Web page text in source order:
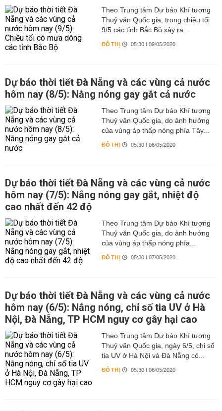
Theo Trung tâm Dự báo Khí tượng
Thuỷ văn Quốc gia, trong chiều tối
9/5 các tỉnh Bắc Bộ xảy ra...
ĐÔ THỊ 05:30 | 09/05/2020
Dự báo thời tiết Đà Nẵng và các vùng cả nước
hôm nay (8/5): Nắng nóng gay gắt cả nước
Theo Trung tâm Dự báo Khí tượng
Thuỷ văn Quốc gia, do ảnh hưởng
của vùng áp thấp nóng phía Tây...
ĐÔ THỊ 05:30 | 08/05/2020
Dự báo thời tiết Đà Nẵng và các vùng cả nước
hôm nay (7/5): Nắng nóng gay gắt, nhiệt độ
cao nhất đến 42 độ
Theo Trung tâm Dự báo Khí tượng
Thuỷ văn Quốc gia, do ảnh hưởng
của vùng áp thấp nóng phía...
ĐÔ THỊ 05:30 | 07/05/2020
Dự báo thời tiết Đà Nẵng và các vùng cả nước
hôm nay (6/5): Nắng nóng, chỉ số tia UV ở Hà
Nội, Đà Nẵng, TP HCM nguy cơ gây hại cao
Theo Trung tâm Dự báo Khí tượng
Thuỷ văn Quốc gia, ngày 6/5, chỉ số
tia UV ở Hà Nội và Đà Nẵng có...
ĐÔ THỊ 05:30 | 06/05/2020